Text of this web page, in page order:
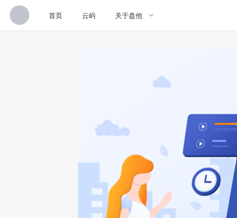
首页 云屿 关于盘他